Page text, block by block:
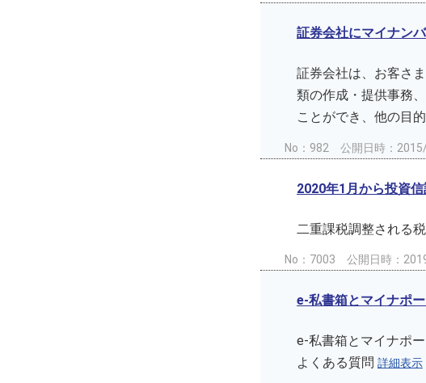
証券会社にマイナン
証券会社は、お客さ
類の作成・提供事務
ことができ、他の目
No：982 公開日時：
2020年1月から投資
二重課税調整される
No：7003 公開日時：
e-私書箱とマイナポ
e-私書箱とマイナポ
よくある質問 詳細表示